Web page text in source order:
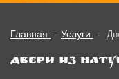
Главная - Услуги -
Двери из